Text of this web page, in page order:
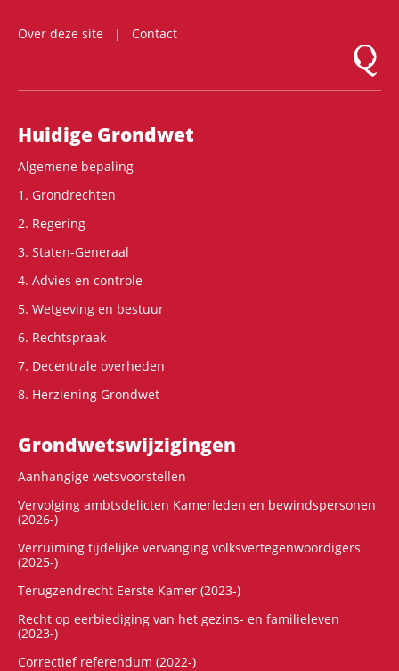
Over deze site
Contact
Logo
Hoofdnavigatie
Huidige Grondwet
Algemene bepaling
1. Grondrechten
2. Regering
3. Staten-Generaal
4. Advies en controle
5. Wetgeving en bestuur
6. Rechtspraak
7. Decentrale overheden
8. Herziening Grondwet
Grondwets­wijzigingen
Aanhangige wetsvoorstellen
Vervolging ambtsdelicten Kamerleden en bewindspersonen
(2026-)
Verruiming tijdelijke vervanging volksvertegenwoordigers
(2025-)
Terugzendrecht Eerste Kamer (2023-)
Recht op eerbiediging van het gezins- en familieleven
(2023-)
Correctief referendum (2022-)